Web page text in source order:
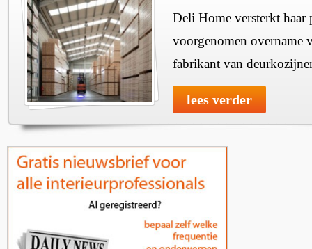
Deli Home versterkt haar
voorgenomen overname
fabrikant van
lees verder